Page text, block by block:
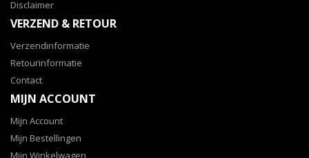
Disclaimer
VERZEND & RETOUR
Verzendinformatie
Retourinformatie
Contact
MIJN ACCOUNT
Mijn Account
Mijn Bestellingen
Mijn Winkelwagen